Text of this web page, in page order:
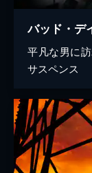
バッド・デ
平凡な男に
サスペンス